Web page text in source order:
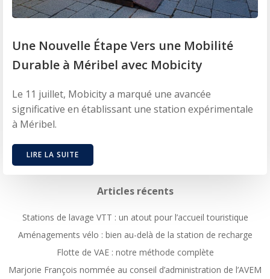
Une Nouvelle Étape Vers une Mobilité
Durable à Méribel avec Mobicity
Le 11 juillet, Mobicity a marqué une avancée
significative en établissant une station expérimentale
à Méribel.
LIRE LA SUITE
Articles récents
Stations de lavage VTT : un atout pour l’accueil touristique
Aménagements vélo : bien au-delà de la station de recharge
Flotte de VAE : notre méthode complète
Marjorie François nommée au conseil d’administration de l’AVEM